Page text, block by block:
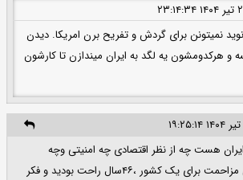
نمیتونن برای گردش و تفریح برن امریکا. دیدن
و هرکدومشون یه لگد به ایران میندازن تا کارشون
هست چه از نظر اقتصادی چه امنیتی وچه
اجتماعی مهاجر زیاد یعنی مزاحمت برای یک کشور ،۴۶سال راحت بودید و فکر